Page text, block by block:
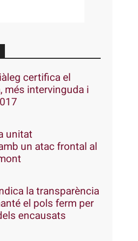
certifica el
més intervinguda i
unitat
un atac frontal al
la transparència
el pols ferm per
encausats